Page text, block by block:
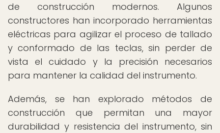
de construcción modernos. Algunos
constructores han incorporado herramientas
eléctricas para agilizar el proceso de tallado
y conformado de las teclas, sin perder de
vista el cuidado y la precisión necesarios
para mantener la calidad del instrumento.
Además, se han explorado métodos de
construcción que permitan una mayor
durabilidad y resistencia del instrumento, sin